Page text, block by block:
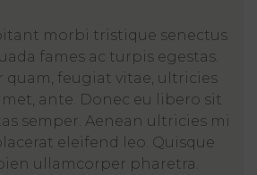
morbi tristique senectus
fames ac turpis egestas.
feugiat vitae, ultricies
ante. Donec eu libero sit
semper. Aenean ultricies mi
eleifend leo. Quisque
ullamcorper pharetra.